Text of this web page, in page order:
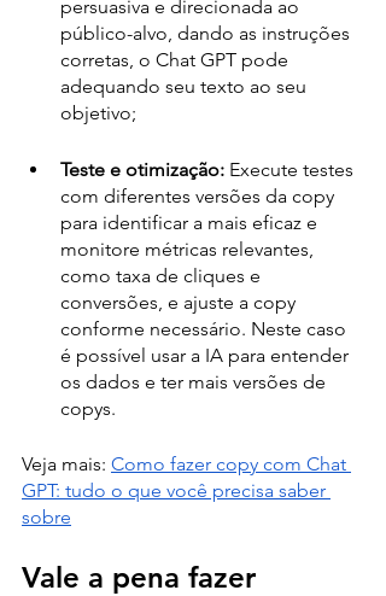
persuasiva e direcionada ao
público-alvo, dando as instruções
corretas, o Chat GPT pode
adequando seu texto ao seu
objetivo;
Teste e otimização: Execute testes
com diferentes versões da copy
para identificar a mais eficaz e
monitore métricas relevantes,
como taxa de cliques e
conversões, e ajuste a copy
conforme necessário. Neste caso
é possível usar a IA para entender
os dados e ter mais versões de
copys.
Veja mais: Como fazer copy com Chat
GPT: tudo o que você precisa saber
sobre
Vale a pena fazer